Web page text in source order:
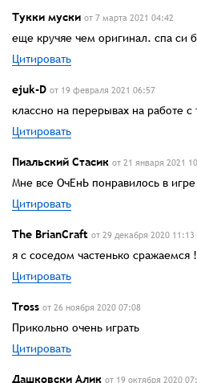
Тукки муски от 7 марта 2021 04:42
еще кручяе чем оригинал. спа си
Цитировать
ejuk-D от 19 февраля 2021 06:57
классно на перерывах на работе
Цитировать
Пиальский Стасик от 21 января 2021
Мне все ОчЕнЬ понравилось в игре
Цитировать
The BrianCraft от 29 декабря 2020 11:13
я с соседом частенько сражаемся !
Цитировать
Tross от 26 ноября 2020 07:08
Прикольно очень играть
Цитировать
Дашковски Алик от 19 октября 2020